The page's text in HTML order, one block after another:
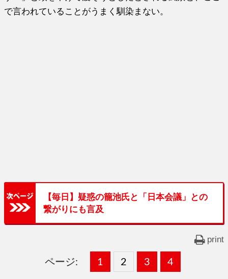
で言われていることがうまく馴染まない。
【毎日】疑惑の籠池氏と「日本会議」との
繋がりにも言及
print
ページ:
固
1 ,
固
2 ,
固
3 ,
固
4